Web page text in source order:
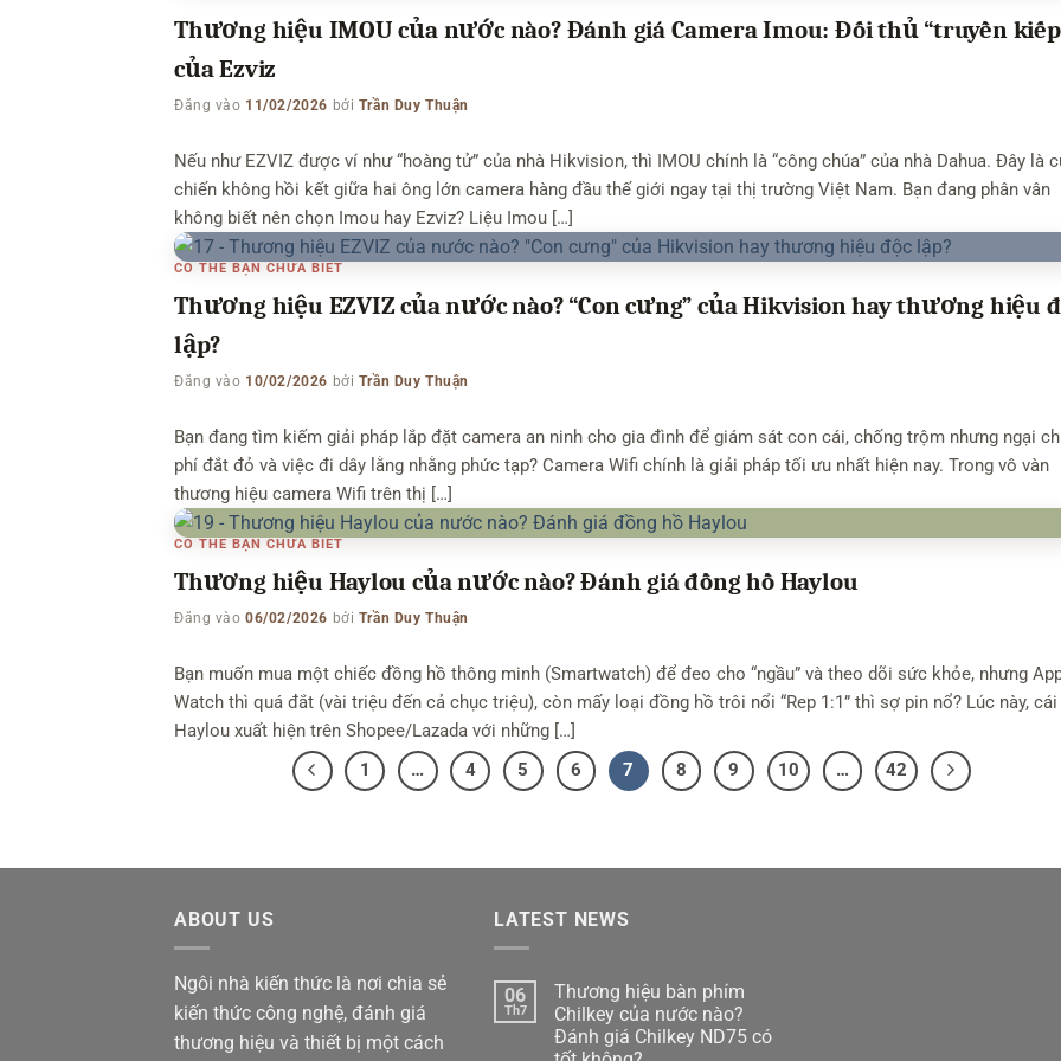
Thương hiệu IMOU của nước nào? Đánh giá Camera Imou: Đối thủ “truyền
của Ezviz
Đăng vào 11/02/2026 bởi Trần Duy Thuận
Nếu như EZVIZ được ví như “hoàng tử” của nhà Hikvision, thì IMOU chính là “công chúa” của nhà Dahua. Đây là
chiến không hồi kết giữa hai ông lớn camera hàng đầu thế giới ngay tại thị trường Việt Nam. Bạn đang phân vân
không biết nên chọn Imou hay Ezviz? Liệu Imou […]
CÓ THỂ BẠN CHƯA BIẾT
Thương hiệu EZVIZ của nước nào? “Con cưng” của Hikvision hay thương hiệu
lập?
Đăng vào 10/02/2026 bởi Trần Duy Thuận
Bạn đang tìm kiếm giải pháp lắp đặt camera an ninh cho gia đình để giám sát con cái, chống trộm nhưng ngại
phí đắt đỏ và việc đi dây lằng nhằng phức tạp? Camera Wifi chính là giải pháp tối ưu nhất hiện nay. Trong vô vàn
thương hiệu camera Wifi trên thị […]
CÓ THỂ BẠN CHƯA BIẾT
Thương hiệu Haylou của nước nào? Đánh giá đồng hồ Haylou
Đăng vào06/02/2026 bởi Trần Duy Thuận
Bạn muốn mua một chiếc đồng hồ thông minh (Smartwatch) để đeo cho “ngầu” và theo dõi sức khỏe, nhưng
Watch thì quá đắt (vài triệu đến cả chục triệu), còn mấy loại đồng hồ trôi nổi “Rep 1:1” thì sợ pin nổ? Lúc này,
Haylou xuất hiện trên Shopee/Lazada với những […]
1
… 4 5 6 7 8 9 10 … 42
ABOUT US
Ngôi nhà kiến thức là nơi chia sẻ
kiến thức công nghệ, đánh giá
thương hiệu và thiết bị một cách
LATEST NEWS
06
Th7
Thương hiệu bàn phím
Chilkey của nước nào?
Đánh giá Chilkey ND75 có